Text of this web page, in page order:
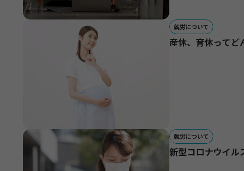
就労について
産休、育休ってど
就労について
新型コロナウイル